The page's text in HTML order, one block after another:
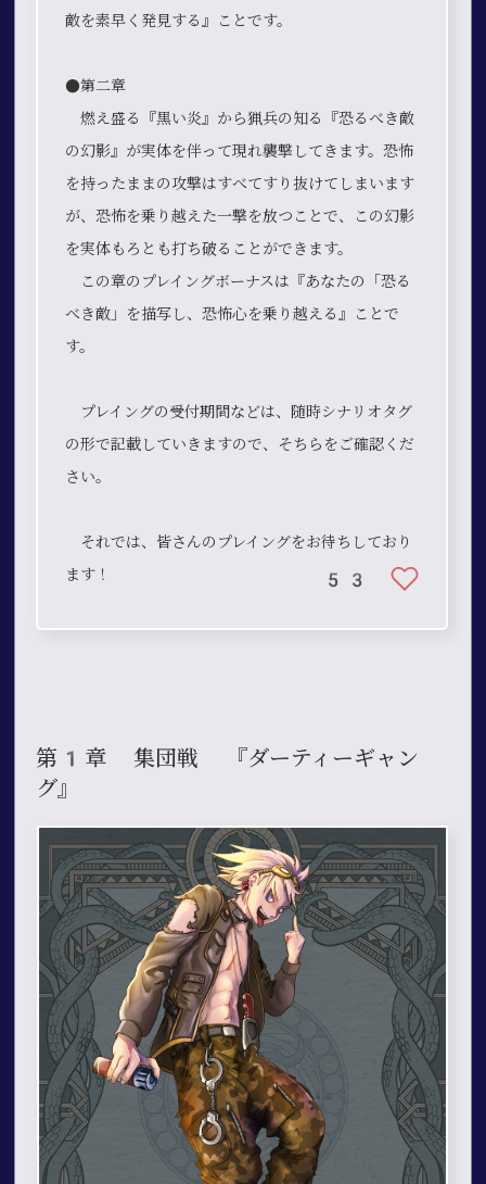
敵を素早く発見する』ことです。
●第二章
燃え盛る『黒い炎』から猟兵の知る『恐るべき敵
の幻影』が実体を伴って現れ襲撃してきます。恐怖
を持ったままの攻撃はすべてすり抜けてしまいます
が、恐怖を乗り越えた一撃を放つことで、この幻影
を実体もろとも打ち破ることができます。
この章のプレイングボーナスは『あなたの「恐る
べき敵」を描写し、恐怖心を乗り越える』ことで
す。
プレイングの受付期間などは、随時シナリオタグ
の形で記載していきますので、そちらをご確認くだ
さい。
それでは、皆さんのプレイングをお待ちしており
ます！
53
第1章 集団戦 『ダーティーギャン
グ』